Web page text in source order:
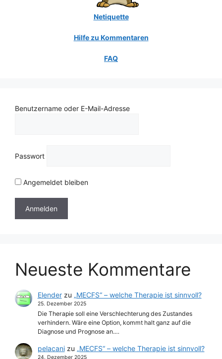
Netiquette
Hilfe zu Kommentaren
FAQ
Benutzername oder E-Mail-Adresse
Passwort
Angemeldet bleiben
Neueste Kommentare
Elenderzu „MECFS“ – welche Therapie ist sinnvoll?
25. Dezember 2025
Die Therapie soll eine Verschlechterung des Zustandes
verhindern. Wäre eine Option, kommt halt ganz auf die
Diagnose und Prognose an.…
pelacanizu „MECFS“ – welche Therapie ist sinnvoll?
24. Dezember 2025